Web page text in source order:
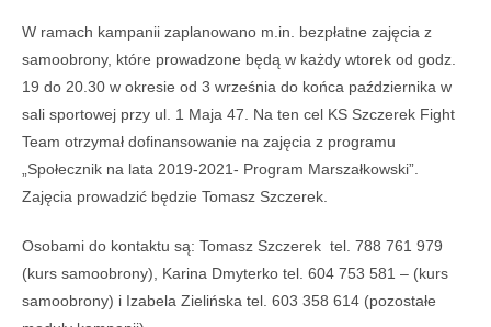
W ramach kampanii zaplanowano m.in. bezpłatne zajęcia z
samoobrony, które prowadzone będą w każdy wtorek od godz.
19 do 20.30 w okresie od 3 września do końca października w
sali sportowej przy ul. 1 Maja 47. Na ten cel KS Szczerek Fight
Team otrzymał dofinansowanie na zajęcia z programu
„Społecznik na lata 2019-2021- Program Marszałkowski”.
Zajęcia prowadzić będzie Tomasz Szczerek.
Osobami do kontaktu są: Tomasz Szczerek tel. 788 761 979
(kurs samoobrony), Karina Dmyterko tel. 604 753 581 – (kurs
samoobrony) i Izabela Zielińska tel. 603 358 614 (pozostałe